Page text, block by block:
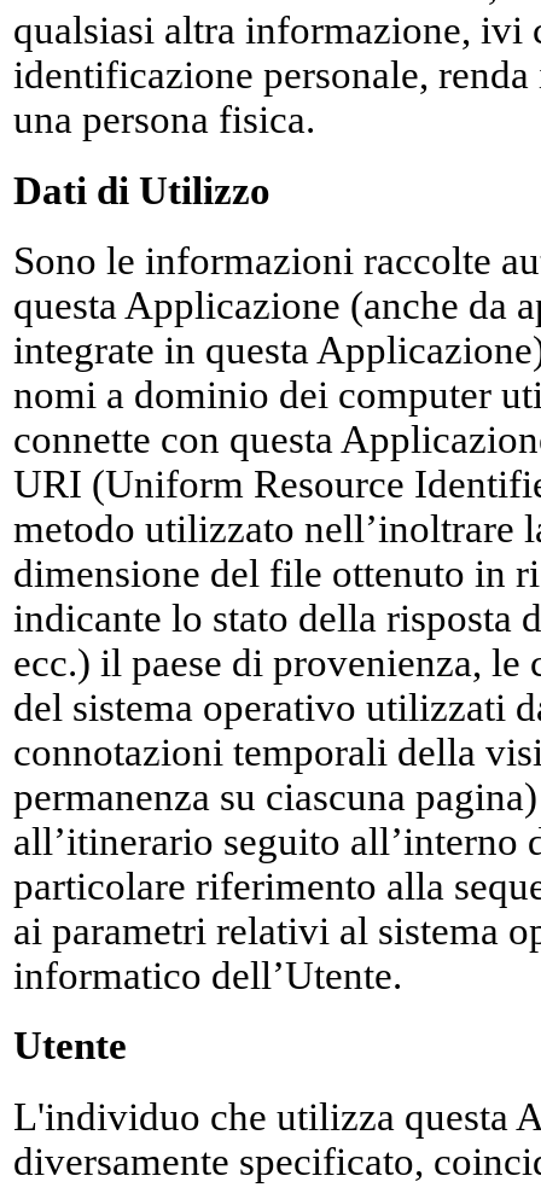
qualsiasi altra informazione, ivi
identificazione personale,
una persona fisica.
Dati di Utilizzo
Sono le informazioni raccolte
questa Applicazione (anche da
integrate in questa
nomi a dominio dei computer
connette con questa
URI (Uniform Resource
metodo utilizzato nell’inoltrare
dimensione del file ottenuto in
indicante lo stato della risposta
ecc.) il paese di provenienza, le
del sistema operativo utilizzati
connotazioni temporali della
permanenza su ciascuna
all’itinerario seguito all’interno
particolare riferimento alla
ai parametri relativi al sistema
informatico dell’Utente.
Utente
L'individuo che utilizza questa
diversamente specificato,